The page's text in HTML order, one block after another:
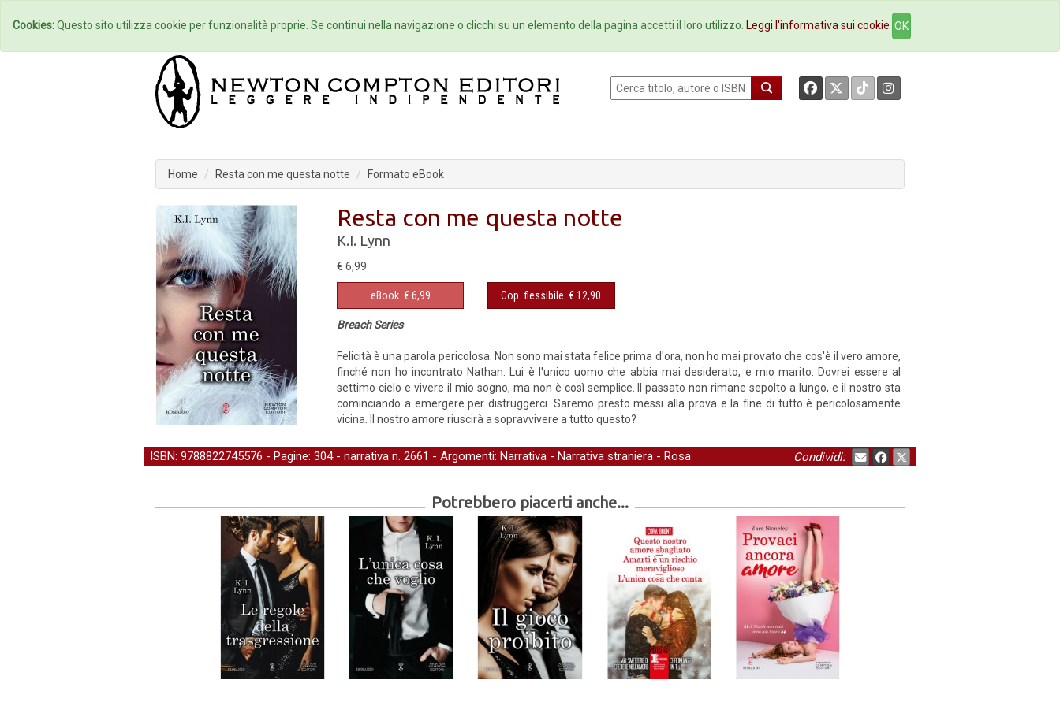
Home Autori Eventi Collane Newsletter Ebookstore Contatti
Home Resta con me questa notte Formato eBook
Resta con me questa notte
K.I. Lynn
€ 6,99
eBook € 6,99 Cop. flessibile € 12,90
Breach Series
Felicità è una parola pericolosa. Non sono mai stata felice prima d'ora, non ho mai provato che cos'è il vero amore,
finché non ho incontrato Nathan. Lui è l'unico uomo che abbia mai desiderato, e mio marito. Dovrei essere al
settimo cielo e vivere il mio sogno, ma non è così semplice. Il passato non rimane sepolto a lungo, e il nostro sta
cominciando a emergere per distruggerci. Saremo presto messi alla prova e la fine di tutto è pericolosamente
vicina. Il nostro amore riuscirà a sopravvivere a tutto questo?
ISBN: 9788822745576 - Pagine: 304 - narrativa n. 2661 - Argomenti: Narrativa - Narrativa straniera - Rosa Condividi:
Potrebbero piacerti anche...
Cookies:Questo sito utilizza cookie per funzionalità proprie. Se continui nella navigazione o clicchi su un elemento della pagina accetti il loro utilizzo. Leggi l'informativa sui cookie OK